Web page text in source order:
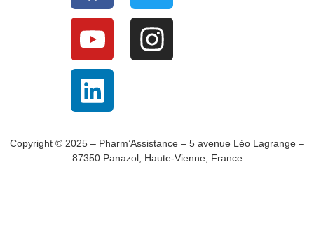
Copyright © 2025 – Pharm’Assistance – 5 avenue Léo Lagrange –
87350 Panazol, Haute-Vienne, France